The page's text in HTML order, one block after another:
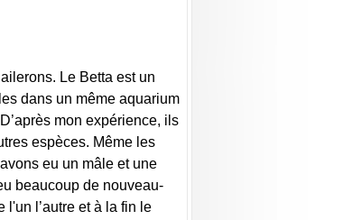
Le Betta est un
dans un même aquarium
mon expérience, ils
espèces. Même les
eu un mâle et une
beaucoup de nouveau-
l'un l’autre et à la fin le